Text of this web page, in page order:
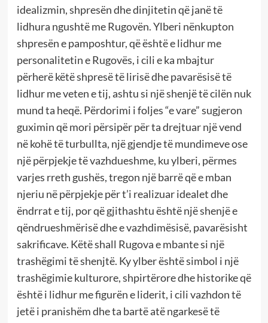
idealizmin, shpresën dhe dinjitetin që janë të
lidhura ngushtë me Rugovën. Ylberi nënkupton
shpresën e pamposhtur, që është e lidhur me
personalitetin e Rugovës, i cili e ka mbajtur
përherë këtë shpresë të lirisë dhe pavarësisë të
lidhur me veten e tij, ashtu si një shenjë të cilën nuk
mund ta heqë. Përdorimi i foljes “e vare” sugjeron
guximin që mori përsipër për ta drejtuar një vend
në kohë të turbullta, një gjendje të mundimeve ose
një përpjekje të vazhdueshme, ku ylberi, përmes
varjes rreth gushës, tregon një barrë që e mban
njeriu në përpjekje për t’i realizuar idealet dhe
ëndrrat e tij, por që gjithashtu është një shenjë e
qëndrueshmërisë dhe e vazhdimësisë, pavarësisht
sakrificave. Këtë shall Rugova e mbante si një
trashëgimi të shenjtë. Ky ylber është simbol i një
trashëgimie kulturore, shpirtërore dhe historike që
është i lidhur me figurën e liderit, i cili vazhdon të
jetë i pranishëm dhe ta bartë atë ngarkesë të